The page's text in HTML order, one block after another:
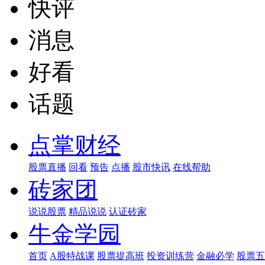
快评
消息
好看
话题
点掌财经
股票直播 回看 预告 点播 股市快讯 在线帮助
砖家团
说说股票 精品说说 认证砖家
牛金学园
首页 A股特战课 股票提高班 投资训练营 金融必学 股票